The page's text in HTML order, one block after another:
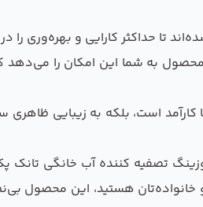
تا حداکثر کارایی و بهره‌وری
محصول به شما این امکان را
است، بلکه به زیبایی
خانواده‌تان هستید، این محصول